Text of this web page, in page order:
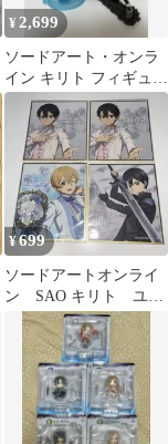
¥2,699
ソードアート・オンラ
イン キリト フィギュア
2種セット
¥699
ソードアートオンライ
ン SAO キリト ユー
ジオ 色紙 一番くじ